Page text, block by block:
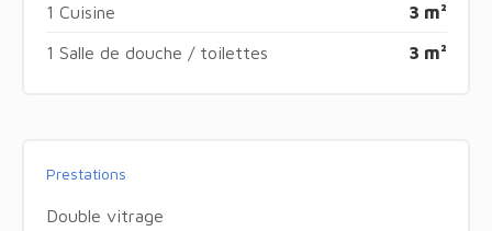
1 Cuisine 3 m²
1 Salle de douche / toilettes 3 m²
Prestations
Double vitrage